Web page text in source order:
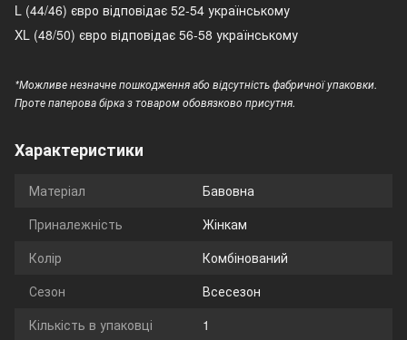
L (44/46) євро відповідає 52-54 українському
XL (48/50) євро відповідає 56-58 українському
*Можливе незначне пошкодження або відсутність фабричної упаковки.
Проте паперова бірка з товаром обовязково присутня.
Характеристики
Матеріал
Бавовна
Приналежність
Жінкам
Колір
Комбінований
Сезон
Всесезон
Кількість в упаковці
1